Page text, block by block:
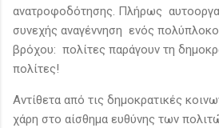
ανατροφοδότησης. Πλήρως
συνεχής αναγέννηση ενός
βρόχου: πολίτες παράγουν τη
πολίτες!
Αντίθετα από τις δημοκρατικές
χάρη στο αίσθημα ευθύνης των